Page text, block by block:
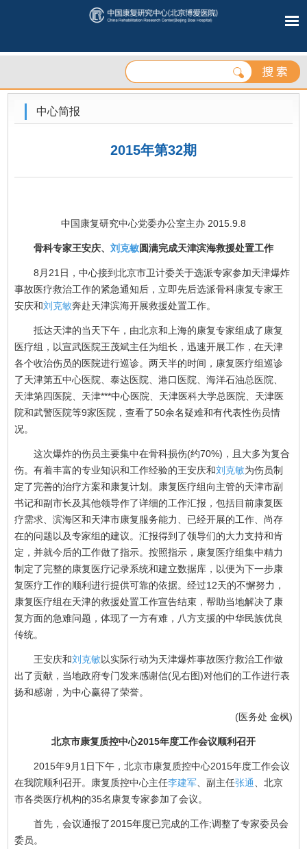
中心简报
2015年第32期
中国康复研究中心党委办公室主办 2015.9.8
骨科专家王安庆、 刘克敏圆满完成天津滨海救援处置工作
8月21日，中心接到北京市卫计委关于选派专家参加天津爆炸
事故医疗救治工作的紧急通知后，立即先后选派骨科康复专家王
安庆和刘克敏奔赴天津滨海开展救援处置工作。
抵达天津的当天下午，由北京和上海的康复专家组成了康复
医疗组，以宣武医院王茂斌主任为组长，迅速开展工作，在天津
各个收治伤员的医院进行巡诊。两天半的时间，康复医疗组巡诊
了天津第五中心医院、泰达医院、港口医院、海洋石油总医院、
天津第四医院、天津***中心医院、天津医科大学总医院、天津医
院和武警医院等9家医院，查看了50余名疑难和有代表性伤员情
况。
这次爆炸的伤员主要集中在骨科损伤(约70%)，且大多为复合
伤。有着丰富的专业知识和工作经验的王安庆和刘克敏为伤员制
定了完善的治疗方案和康复计划。康复医疗组向主管的天津市副
书记和副市长及其他领导作了详细的工作汇报，包括目前康复医
疗需求、滨海区和天津市康复服务能力、已经开展的工作、尚存
在的问题以及专家组的建议。汇报得到了领导们的大力支持和肯
定，并就今后的工作做了指示。按照指示，康复医疗组集中精力
制定了完整的康复医疗记录系统和建立数据库，以便为下一步康
复医疗工作的顺利进行提供可靠的依据。经过12天的不懈努力，
康复医疗组在天津的救援处置工作宣告结束，帮助当地解决了康
复方面的急难问题，体现了一方有难，八方支援的中华民族优良
传统。
王安庆和刘克敏以实际行动为天津爆炸事故医疗救治工作做
出了贡献，当地政府专门发来感谢信(见右图)对他们的工作进行表
扬和感谢，为中心赢得了荣誉。
(医务处 金枫)
北京市康复质控中心2015年度工作会议顺利召开
2015年9月1日下午，北京市康复质控中心2015年度工作会议
在我院顺利召开。康复质控中心主任李建军 、副主任张通
、北京
市各类医疗机构的35名康复专家参加了会议。
首先，会议通报了2015年度已完成的工作;调整了专家委员会
委员。